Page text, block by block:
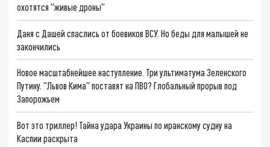
охотятся "живые дроны"
Даня с Дашей спаслись от боевиков ВСУ. Но беды для малышей не
закончились
Новое масштабнейшее наступление. Три ультиматума Зеленского
Путину. "Львов Кима" поставят на ПВО? Глобальный прорыв под
Запорожьем
Вот это триллер! Тайна удара Украины по иранскому судну на
Каспии раскрыта